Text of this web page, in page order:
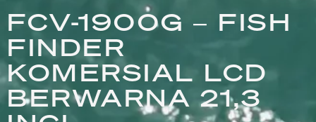
FCV-1900G – FISH
FINDER
KOMERSIAL LCD
BERWARNA 21,3